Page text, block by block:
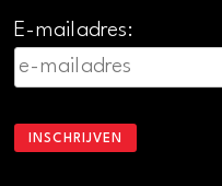
E-mailadres: